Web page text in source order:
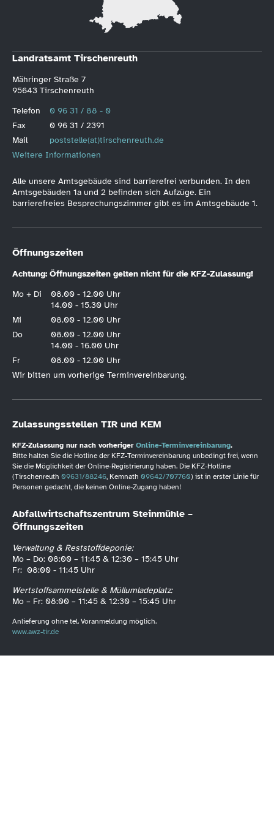
Landratsamt Tirschenreuth
Mähringer Straße 7
95643 Tirschenreuth
Telefon
0 96 31 / 88 - 0
Fax
0 96 31 / 2391
Mail
poststelle(at)tirschenreuth.de
Weitere Informationen
Alle unsere Amtsgebäude sind barrierefrei verbunden. In den
Amtsgebäuden 1a und 2 befinden sich Aufzüge. Ein
barrierefreies Besprechungszimmer gibt es im Amtsgebäude 1.
Öffnungszeiten
Achtung: Öffnungszeiten gelten nicht für die KFZ-Zulassung!
Mo + Di
08.00 - 12.00 Uhr
14.00 - 15.30 Uhr
Mi
08.00 - 12.00 Uhr
Do
08.00 - 12.00 Uhr
14.00 - 16.00 Uhr
Fr
08.00 - 12.00 Uhr
Wir bitten um vorherige Terminvereinbarung.
Zulassungsstellen TIR und KEM
KFZ-Zulassung nur nach vorheriger Online-Terminvereinbarung.
Bitte halten Sie die Hotline der KFZ-Terminvereinbarung unbedingt frei, wenn
Sie die Möglichkeit der Online-Registrierung haben. Die KFZ-Hotline
(Tirschenreuth 09631/88246, Kemnath 09642/707760) ist in erster Linie für
Personen gedacht, die keinen Online-Zugang haben!
Abfallwirtschaftszentrum Steinmühle –
Öffnungszeiten
Verwaltung & Reststoffdeponie:
Mo – Do: 08:00 – 11:45 & 12:30 – 15:45 Uhr
Fr: 08:00 - 11:45 Uhr
Wertstoffsammelstelle & Müllumladeplatz:
Mo – Fr: 08:00 – 11:45 & 12:30 – 15:45 Uhr
Anlieferung ohne tel. Voranmeldung möglich.
www.awz-tir.de